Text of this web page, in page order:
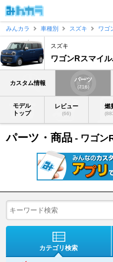
みんカラ
車種別 スズキ ワゴ
スズキ
ワゴンRスマイ
カスタム情報 パーツ
(716)
モデル
トップ
レビュー
(66)
燃
パーツ・商品 - ワゴン
カテゴリ検索